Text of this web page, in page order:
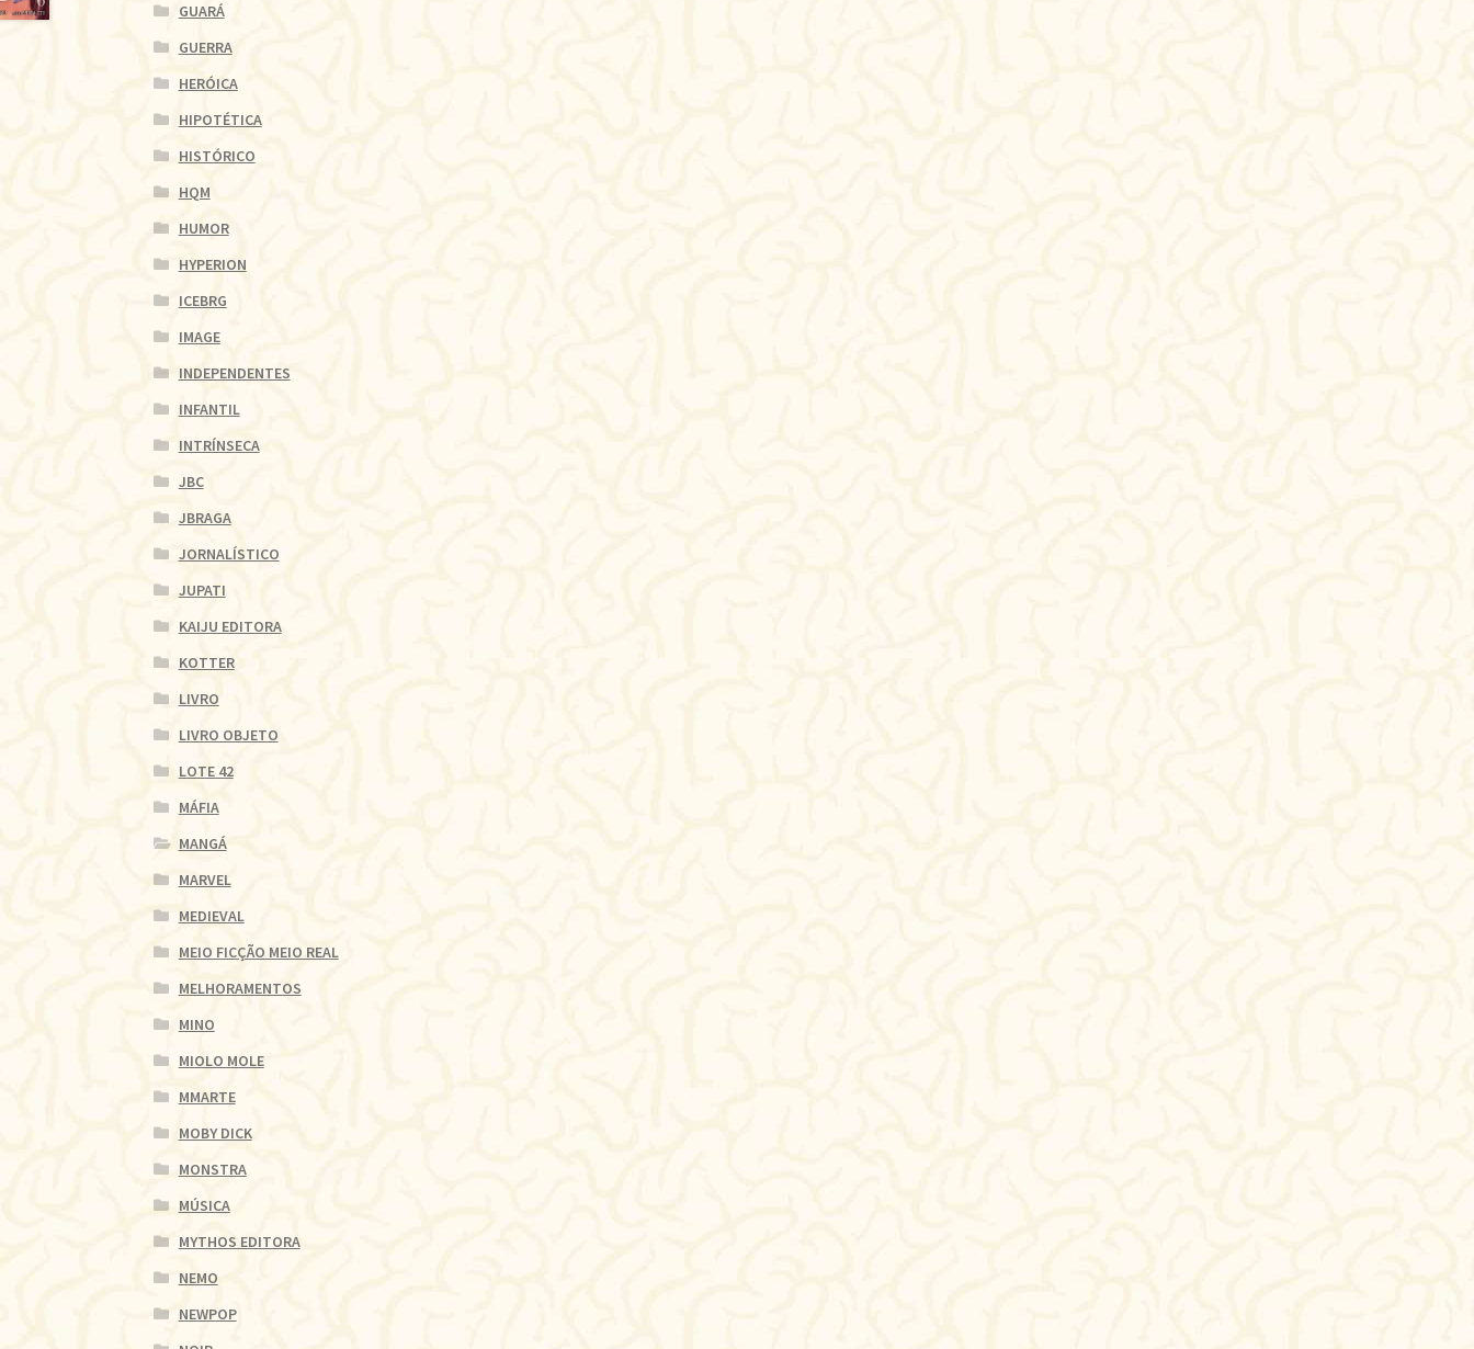
GUARÁ
GUERRA
HERÓICA
HIPOTÉTICA
HISTÓRICO
HQM
HUMOR
HYPERION
ICEBRG
IMAGE
INDEPENDENTES
INFANTIL
INTRÍNSECA
JBC
JBRAGA
JORNALÍSTICO
JUPATI
KAIJU EDITORA
KOTTER
LIVRO
LIVRO OBJETO
LOTE 42
MÁFIA
MANGÁ
MARVEL
MEDIEVAL
MEIO FICÇÃO MEIO REAL
MELHORAMENTOS
MINO
MIOLO MOLE
MMARTE
MOBY DICK
MONSTRA
MÚSICA
MYTHOS EDITORA
NEMO
NEWPOP